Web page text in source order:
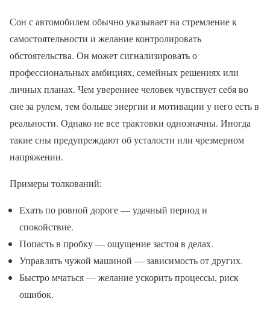
Сон с автомобилем обычно указывает на стремление к
самостоятельности и желание контролировать
обстоятельства. Он может сигнализировать о
профессиональных амбициях, семейных решениях или
личных планах. Чем увереннее человек чувствует себя во
сне за рулем, тем больше энергии и мотивации у него есть в
реальности. Однако не все трактовки однозначны. Иногда
такие сны предупреждают об усталости или чрезмерном
напряжении.
Примеры толкований:
Ехать по ровной дороге — удачный период и
спокойствие.
Попасть в пробку — ощущение застоя в делах.
Управлять чужой машиной — зависимость от других.
Быстро мчаться — желание ускорить процессы, риск
ошибок.